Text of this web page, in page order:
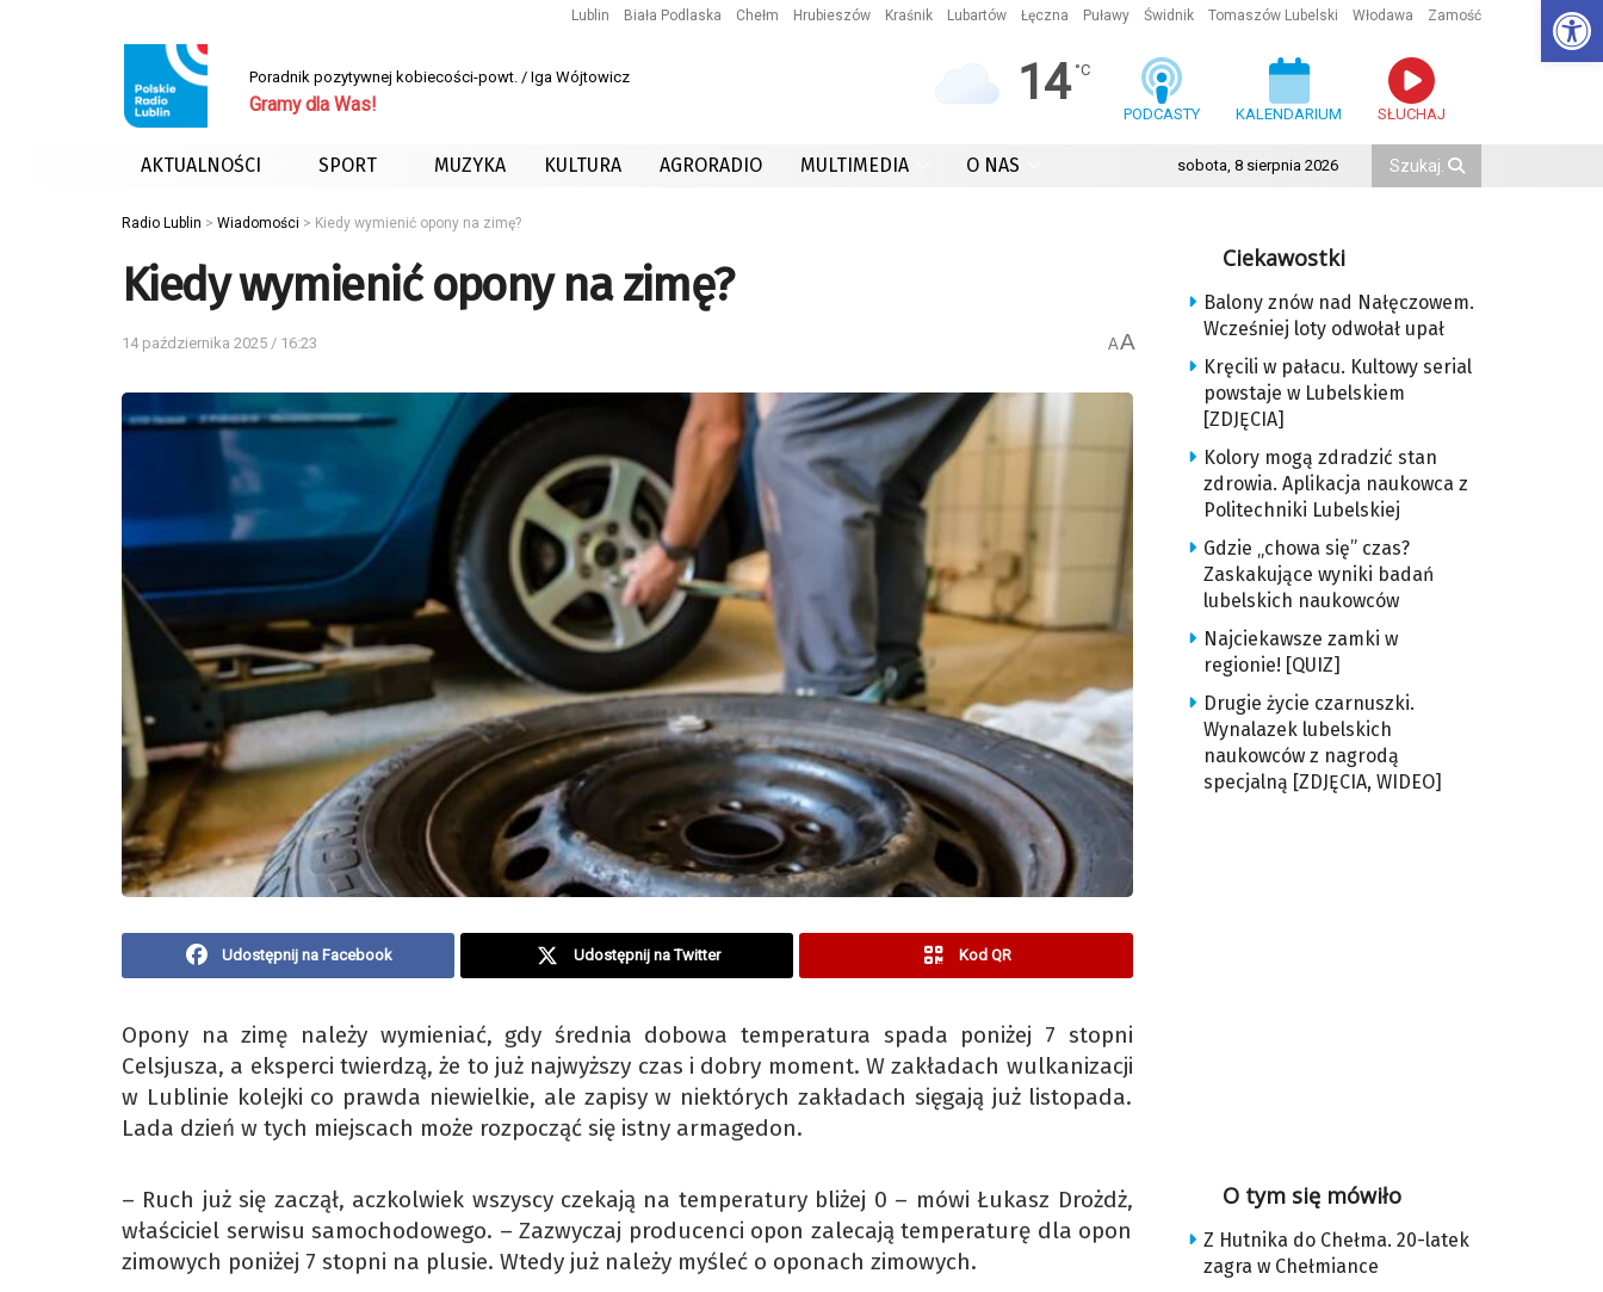
Lublin Biała Podlaska Chełm Hrubieszów Kraśnik Lubartów Łęczna Puławy Świdnik Tomaszów Lubelski Włodawa Zamość
Poradnik pozytywnej kobiecości-powt. / Iga Wójtowicz
Gramy dla Was! 14 °C
PODCASTY KALENDARIUM SŁUCHAJ
AKTUALNOŚCI SPORT MUZYKA KULTURA AGRORADIO MULTIMEDIA O NAS sobota, 8 sierpnia 2026
Radio Lublin > Wiadomości > Kiedy wymienić opony na zimę?
Kiedy wymienić opony na zimę?
14 października 2025 / 16:23 AA
Udostępnij na Facebook Udostępnij na Twitter Kod QR
Opony na zimę należy wymieniać, gdy średnia dobowa temperatura spada poniżej 7 stopni
Celsjusza, a eksperci twierdzą, że to już najwyższy czas i dobry moment. W zakładach wulkanizacji
w Lublinie kolejki co prawda niewielkie, ale zapisy w niektórych zakładach sięgają już listopada.
Lada dzień w tych miejscach może rozpocząć się istny armagedon.
– Ruch już się zaczął, aczkolwiek wszyscy czekają na temperatury bliżej 0 – mówi Łukasz Drożdż,
właściciel serwisu samochodowego. – Zazwyczaj producenci opon zalecają temperaturę dla opon
zimowych poniżej 7 stopni na plusie. Wtedy już należy myśleć o oponach zimowych.
Ciekawostki
Balony znów nad Nałęczowem.
Wcześniej loty odwołał upał
Kręcili w pałacu. Kultowy serial
powstaje w Lubelskiem
[ZDJĘCIA]
Kolory mogą zdradzić stan
zdrowia. Aplikacja naukowca z
Politechniki Lubelskiej
Gdzie „chowa się” czas?
Zaskakujące wyniki badań
lubelskich naukowców
Najciekawsze zamki w
regionie! [QUIZ]
Drugie życie czarnuszki.
Wynalazek lubelskich
naukowców z nagrodą
specjalną [ZDJĘCIA, WIDEO]
O tym się mówiło
Z Hutnika do Chełma. 20-latek
zagra w Chełmiance